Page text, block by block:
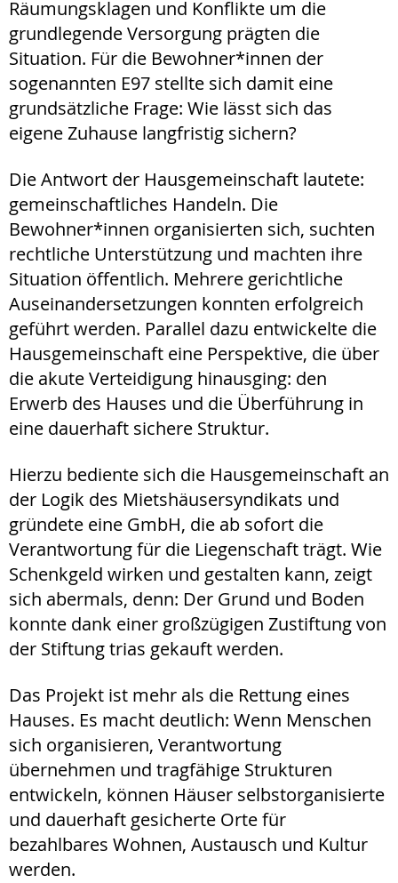
Räumungsklagen und Konflikte um die
grundlegende Versorgung prägten die
Situation. Für die Bewohner*innen der
sogenannten E97 stellte sich damit eine
grundsätzliche Frage: Wie lässt sich das
eigene Zuhause langfristig sichern?
Die Antwort der Hausgemeinschaft lautete:
gemeinschaftliches Handeln. Die
Bewohner*innen organisierten sich, suchten
rechtliche Unterstützung und machten ihre
Situation öffentlich. Mehrere gerichtliche
Auseinandersetzungen konnten erfolgreich
geführt werden. Parallel dazu entwickelte die
Hausgemeinschaft eine Perspektive, die über
die akute Verteidigung hinausging: den
Erwerb des Hauses und die Überführung in
eine dauerhaft sichere Struktur.
Hierzu bediente sich die Hausgemeinschaft an
der Logik des Mietshäusersyndikats und
gründete eine GmbH, die ab sofort die
Verantwortung für die Liegenschaft trägt. Wie
Schenkgeld wirken und gestalten kann, zeigt
sich abermals, denn: Der Grund und Boden
konnte dank einer großzügigen Zustiftung von
der Stiftung trias gekauft werden.
Das Projekt ist mehr als die Rettung eines
Hauses. Es macht deutlich: Wenn Menschen
sich organisieren, Verantwortung
übernehmen und tragfähige Strukturen
entwickeln, können Häuser selbstorganisierte
und dauerhaft gesicherte Orte für
bezahlbares Wohnen, Austausch und Kultur
werden.